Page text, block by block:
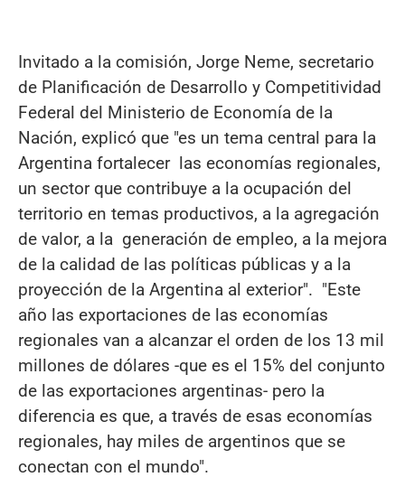
Invitado a la comisión, Jorge Neme, secretario
de Planificación de Desarrollo y Competitividad
Federal del Ministerio de Economía de la
Nación, explicó que "es un tema central para la
Argentina fortalecer las economías regionales,
un sector que contribuye a la ocupación del
territorio en temas productivos, a la agregación
de valor, a la generación de empleo, a la mejora
de la calidad de las políticas públicas y a la
proyección de la Argentina al exterior". "Este
año las exportaciones de las economías
regionales van a alcanzar el orden de los 13 mil
millones de dólares -que es el 15% del conjunto
de las exportaciones argentinas- pero la
diferencia es que, a través de esas economías
regionales, hay miles de argentinos que se
conectan con el mundo".